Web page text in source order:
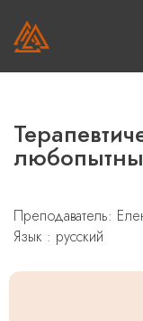
Преподаватель:
Язык : русский